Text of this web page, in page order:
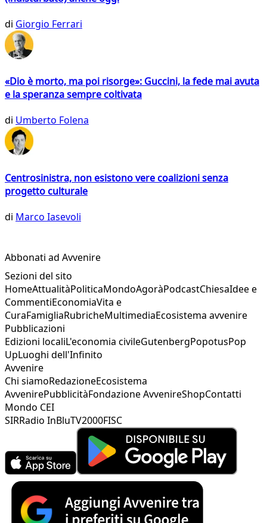
di Giorgio Ferrari
«Dio è morto, ma poi risorge»: Guccini, la fede mai avuta
e la speranza sempre coltivata
di Umberto Folena
Centrosinistra, non esistono vere coalizioni senza
progetto culturale
di Marco Iasevoli
Abbonati ad Avvenire
Sezioni del sito
HomeAttualitàPoliticaMondoAgoràPodcastChiesaIdee e
CommentiEconomiaVita e
CuraFamigliaRubricheMultimediaEcosistema avvenire
Pubblicazioni
Edizioni localiL'economia civileGutenbergPopotusPop
UpLuoghi dell'Infinito
Avvenire
Chi siamoRedazioneEcosistema
AvvenirePubblicitàFondazione AvvenireShopContatti
Mondo CEI
SIRRadio InBluTV2000FISC